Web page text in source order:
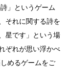
」というゲーム
それに関する詩を
星です」という場
ぞれが思い浮かべ
めるゲームをご